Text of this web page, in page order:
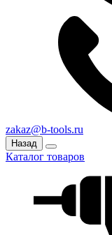
zakaz@b-tools.ru
Назад
Каталог товаров